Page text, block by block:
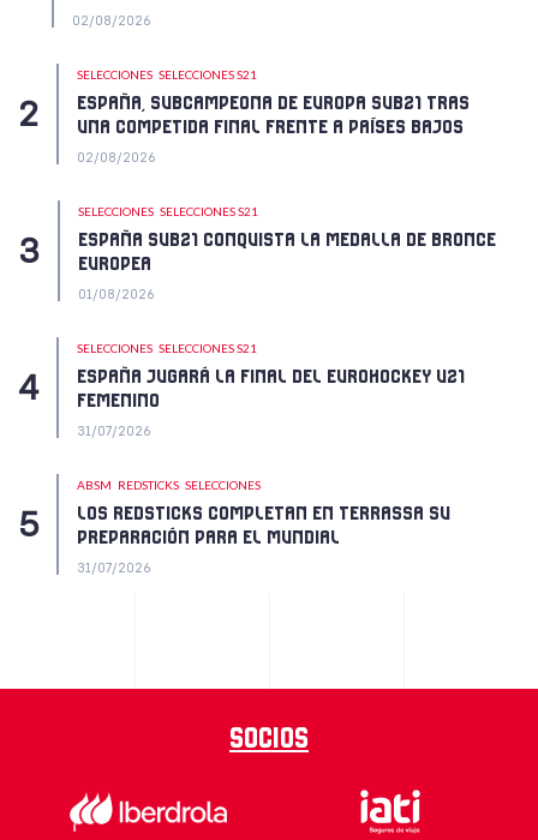
02/08/2026
SELECCIONES SELECCIONES S21
ESPAÑA, SUBCAMPEONA DE EUROPA SUB21 TRAS
UNA COMPETIDA FINAL FRENTE A PAÍSES BAJOS
02/08/2026
SELECCIONES SELECCIONES S21
ESPAÑA SUB21 CONQUISTA LA MEDALLA DE BRONCE
EUROPEA
01/08/2026
SELECCIONES SELECCIONES S21
ESPAÑA JUGARÁ LA FINAL DEL EUROHOCKEY U21
FEMENINO
31/07/2026
ABSM REDSTICKS SELECCIONES
LOS REDSTICKS COMPLETAN EN TERRASSA SU
PREPARACIÓN PARA EL MUNDIAL
31/07/2026
Socios